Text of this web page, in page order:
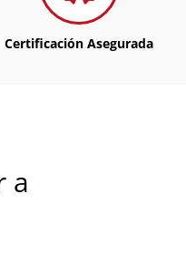
Certificación Asegurada
a